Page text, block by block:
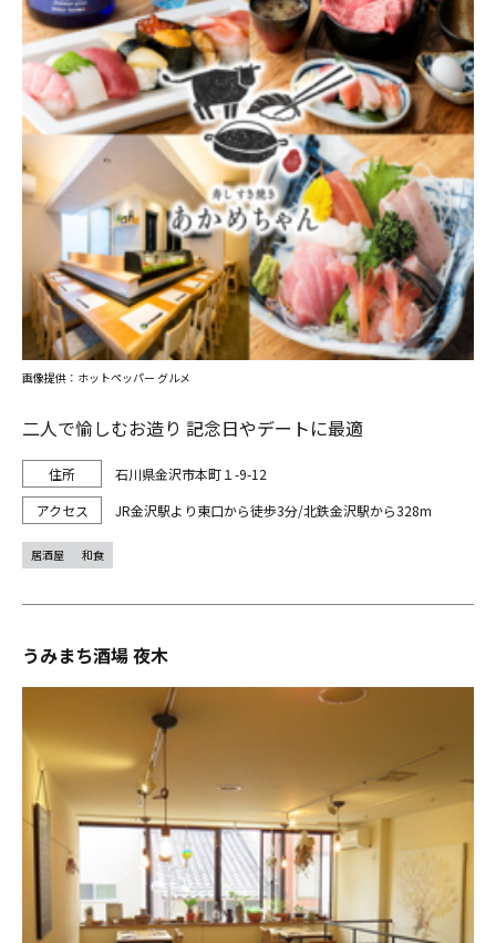
二人で愉しむお造り 記念日やデートに最適
石川県金沢市本町１-9-12
JR金沢駅より東口から徒歩3分/北鉄金沢駅から328m
画像提供：ホットペッパー グルメ
居酒屋 和食
うみまち酒場 夜木